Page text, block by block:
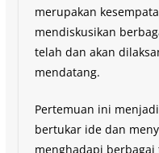
merupakan
mendiskusikan
telah dan akan
mendatang.
Pertemuan ini
bertukar ide dan
menghadapi